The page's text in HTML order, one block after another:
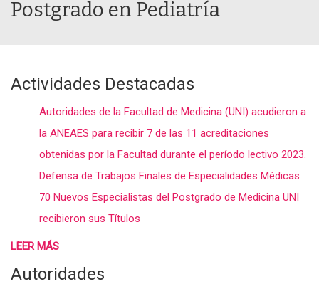
Postgrado en Pediatría
Actividades Destacadas
Autoridades de la Facultad de Medicina (UNI) acudieron a
la ANEAES para recibir 7 de las 11 acreditaciones
obtenidas por la Facultad durante el período lectivo 2023.
Defensa de Trabajos Finales de Especialidades Médicas
70 Nuevos Especialistas del Postgrado de Medicina UNI
recibieron sus Títulos
LEER MÁS
Autoridades